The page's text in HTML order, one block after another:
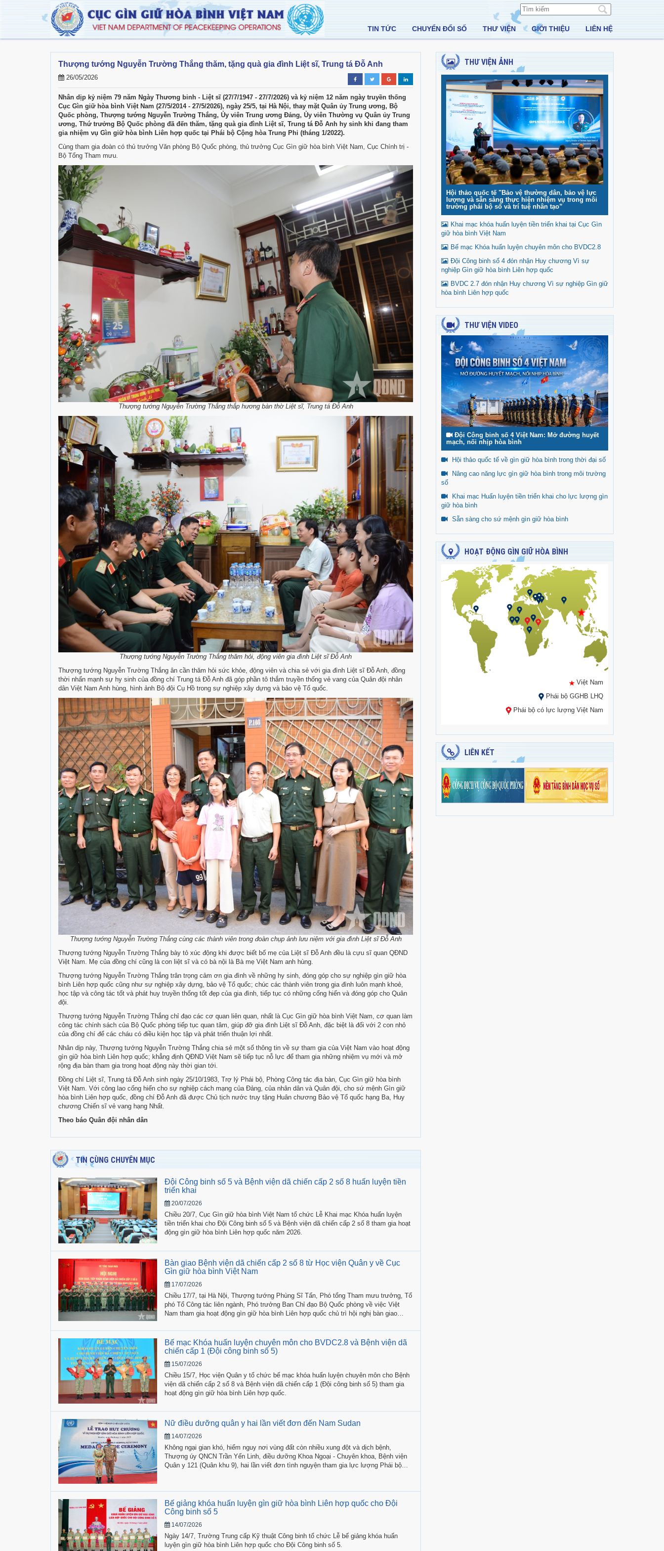
TIN TỨC CHUYỂN ĐỔI SỐ THƯ VIỆN GIỚI THIỆU LIÊN HỆ
Thượng tướng Nguyễn Trường Thắng thăm, tặng quà gia đình Liệt sĩ, Trung tá Đỗ Anh
26/05/2026
Nhân dịp kỷ niệm 79 năm Ngày Thương binh - Liệt sĩ (27/7/1947 - 27/7/2026) và kỷ niệm 12 năm ngày truyền thống
Cục Gìn giữ hòa bình Việt Nam (27/5/2014 - 27/5/2026), ngày 25/5, tại Hà Nội, thay mặt Quân ủy Trung ương, Bộ
Quốc phòng, Thượng tướng Nguyễn Trường Thắng, Ủy viên Trung ương Đảng, Ủy viên Thường vụ Quân ủy Trung
ương, Thứ trưởng Bộ Quốc phòng đã đến thăm, tặng quà gia đình Liệt sĩ, Trung tá Đỗ Anh hy sinh khi đang tham
gia nhiệm vụ Gìn giữ hòa bình Liên hợp quốc tại Phái bộ Cộng hòa Trung Phi (tháng 1/2022).
Cùng tham gia đoàn có thủ trưởng Văn phòng Bộ Quốc phòng, thủ trưởng Cục Gìn giữ hòa bình Việt Nam, Cục Chính trị -
Bộ Tổng Tham mưu.
Thượng tướng Nguyễn Trường Thắng thắp hương bàn thờ Liệt sĩ, Trung tá Đỗ Anh
Thượng tướng Nguyễn Trường Thắng thăm hỏi, động viên gia đình Liệt sĩ Đỗ Anh
Thượng tướng Nguyễn Trường Thắng ân cần thăm hỏi sức khỏe, động viên và chia sẻ với gia đình Liệt sĩ Đỗ Anh, đồng
thời nhấn mạnh sự hy sinh của đồng chí Trung tá Đỗ Anh đã góp phần tô thắm truyền thống vẻ vang của Quân đội nhân
dân Việt Nam Anh hùng, hình ảnh Bộ đội Cụ Hồ trong sự nghiệp xây dựng và bảo vệ Tổ quốc.
Thượng tướng Nguyễn Trường Thắng cùng các thành viên trong đoàn chụp ảnh lưu niệm với gia đình Liệt sĩ Đỗ Anh
Thượng tướng Nguyễn Trường Thắng bày tỏ xúc động khi được biết bố mẹ của Liệt sĩ Đỗ Anh đều là cựu sĩ quan QĐND
Việt Nam. Mẹ của đồng chí cũng là con liệt sĩ và có bà nội là Bà mẹ Việt Nam anh hùng.
Thượng tướng Nguyễn Trường Thắng trân trọng cảm ơn gia đình về những hy sinh, đóng góp cho sự nghiệp gìn giữ hòa
bình Liên hợp quốc cũng như sự nghiệp xây dựng, bảo vệ Tổ quốc; chúc các thành viên trong gia đình luôn mạnh khoẻ,
học tập và công tác tốt và phát huy truyền thống tốt đẹp của gia đình, tiếp tục có những cống hiến và đóng góp cho Quân
đội.
Thượng tướng Nguyễn Trường Thắng chỉ đạo các cơ quan liên quan, nhất là Cục Gìn giữ hòa bình Việt Nam, cơ quan làm
công tác chính sách của Bộ Quốc phòng tiếp tục quan tâm, giúp đỡ gia đình Liệt sĩ Đỗ Anh, đặc biệt là đối với 2 con nhỏ
của đồng chí để các cháu có điều kiện học tập và phát triển thuận lợi nhất.
Nhân dịp này, Thượng tướng Nguyễn Trường Thắng chia sẻ một số thông tin về sự tham gia của Việt Nam vào hoạt động
gìn giữ hòa bình Liên hợp quốc; khẳng định QĐND Việt Nam sẽ tiếp tục nỗ lực để tham gia những nhiệm vụ mới và mở
rộng địa bàn tham gia trong hoạt động này thời gian tới.
Đồng chí Liệt sĩ, Trung tá Đỗ Anh sinh ngày 25/10/1983, Trợ lý Phái bộ, Phòng Công tác địa bàn, Cục Gìn giữ hòa bình
Việt Nam. Với công lao cống hiến cho sự nghiệp cách mạng của Đảng, của nhân dân và Quân đội, cho sứ mệnh Gìn giữ
hòa bình Liên hợp quốc, đồng chí Đỗ Anh đã được Chủ tịch nước truy tặng Huân chương Bảo vệ Tổ quốc hạng Ba, Huy
chương Chiến sĩ vẻ vang hạng Nhất.
Theo báo Quân đội nhân dân
TIN CÙNG CHUYÊN MỤC
Đội Công binh số 5 và Bệnh viện dã chiến cấp 2 số 8 huấn luyện tiền
triển khai
20/07/2026
Chiều 20/7, Cục Gìn giữ hòa bình Việt Nam tổ chức Lễ Khai mạc Khóa huấn luyện
tiền triển khai cho Đội Công binh số 5 và Bệnh viện dã chiến cấp 2 số 8 tham gia hoạt
động gìn giữ hòa bình Liên hợp quốc năm 2026.
Bàn giao Bệnh viện dã chiến cấp 2 số 8 từ Học viện Quân y về Cục
Gìn giữ hòa bình Việt Nam
17/07/2026
Chiều 17/7, tại Hà Nội, Thượng tướng Phùng Sĩ Tấn, Phó tổng Tham mưu trưởng, Tổ
phó Tổ Công tác liên ngành, Phó trưởng Ban Chỉ đạo Bộ Quốc phòng về việc Việt
Nam tham gia hoạt động gìn giữ hòa bình Liên hợp quốc chủ trì hội nghị bàn giao
bình Việt Nam.
Bế mạc Khóa huấn luyện chuyên môn cho BVDC2.8 và Bệnh viện dã
chiến cấp 1 (Đội công binh số 5)
15/07/2026
Chiều 15/7, Học viện Quân y tổ chức bế mạc khóa huấn luyện chuyên môn cho Bệnh
viện dã chiến cấp 2 số 8 và Bệnh viện dã chiến cấp 1 (Đội công binh số 5) tham gia
hoạt động gìn giữ hòa bình Liên hợp quốc.
Nữ điều dưỡng quân y hai lần viết đơn đến Nam Sudan
14/07/2026
Không ngại gian khó, hiểm nguy nơi vùng đất còn nhiều xung đột và dịch bệnh,
Thượng úy QNCN Trần Yến Linh, điều dưỡng Khoa Ngoại - Chuyên khoa, Bệnh viện
Quân y 121 (Quân khu 9), hai lần viết đơn tình nguyện tham gia lực lượng Phái bộ
Bế giảng khóa huấn luyện gìn giữ hòa bình Liên hợp quốc cho Đội
Công binh số 5
14/07/2026
Ngày 14/7, Trường Trung cấp Kỹ thuật Công binh tổ chức Lễ bế giảng khóa huấn
luyện gìn giữ hòa bình Liên hợp quốc cho Đội Công binh số 5.
THƯ VIỆN ẢNH
Hội thảo quốc tế "Bảo vệ thường dân, bảo vệ lực
lượng và sẵn sàng thực hiện nhiệm vụ trong môi
trường phái bộ số và trí tuệ nhân tạo”
Khai mạc khóa huấn luyện tiền triển khai tại Cục Gìn
giữ hòa bình Việt Nam
Bế mạc Khóa huấn luyện chuyên môn cho BVDC2.8
Đội Công binh số 4 đón nhận Huy chương Vì sự
nghiệp Gìn giữ hòa bình Liên hợp quốc
BVDC 2.7 đón nhận Huy chương Vì sự nghiệp Gìn giữ
hòa bình Liên hợp quốc
THƯ VIỆN VIDEO
Đội Công binh số 4 Việt Nam: Mở đường huyết
mạch, nối nhịp hòa bình
Hội thảo quốc tế về gìn giữ hòa bình trong thời đại số
Nâng cao năng lực gìn giữ hòa bình trong môi trường
số
Khai mạc Huấn luyện tiền triển khai cho lực lượng gìn
giữ hòa bình
Sẵn sàng cho sứ mệnh gìn giữ hòa bình
HOẠT ĐỘNG GÌN GIỮ HÒA BÌNH
Việt Nam
Phái bộ GGHB LHQ
Phái bộ có lực lượng Việt Nam
LIÊN KẾT